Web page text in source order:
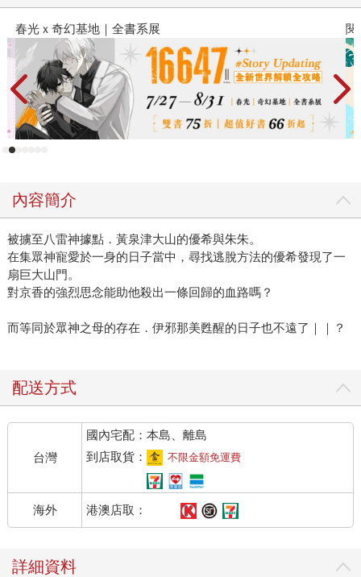
閱讀漫遊錄-2026上半年暢銷榜
內容簡介
被擄至八雷神據點．黃泉津大山的優希與朱朱。
在集眾神寵愛於一身的日子當中，尋找逃脫方法的優希發現了一
扇巨大山門。
對京香的強烈思念能助他殺出一條回歸的血路嗎？
而等同於眾神之母的存在．伊邪那美甦醒的日子也不遠了｜｜？
配送方式
台灣
國內宅配：本島、離島
到店取貨：
不限金額免運費
海外 港澳店取：
詳細資料